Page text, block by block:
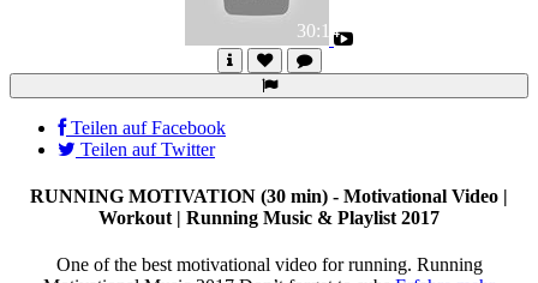
30:14
Teilen auf Facebook
Teilen auf Twitter
RUNNING MOTIVATION (30 min) - Motivational Video |
Workout | Running Music & Playlist 2017
One of the best motivational video for running. Running